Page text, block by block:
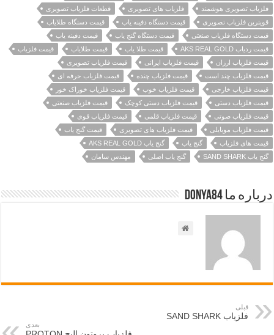
فلزیاب تصویری هوشمند
فلزیاب های تصویری
قطعات فلزیاب تصویری
قویترین فلزیاب تصویری
قیمت دستگاه دفینه یاب
قیمت دستگاه طلایاب
قیمت دستگاه فلزیاب صنعتی
قیمت دستگاه گنج یاب
قیمت دفینه یاب
قیمت ردیاب AKS REAL GOLD
قیمت طلا یاب قیمت طلایاب
قیمت فلزیاب
قیمت فلزیاب ارزان
قیمت فلزیاب ایرانی
قیمت فلزیاب تصویری
قیمت فلزیاب چند است
قیمت فلزیاب چنده
قیمت فلزیاب حرفه ای
قیمت فلزیاب خارجی
قیمت فلزیاب خوب
قیمت فلزیاب خوراک خور
قیمت فلزیاب دستی
قیمت فلزیاب دستی کوچک
قیمت فلزیاب صنعتی
قیمت فلزیاب صوتی
قیمت فلزیاب قلمی
قیمت فلزیاب قوی
قیمت فلزیاب موبایلی
قیمت فلزیاب های تصویری
قیمت گنج یاب
قیمت های فلزیاب
گنج یاب
گنج یاب AKS REAL GOLD
گنج یاب SAND SHARK
گنج یاب اصلی مهندس سامان
درباره ما Donya84
قبلی
فلزیاب SAND SHARK
بعدی